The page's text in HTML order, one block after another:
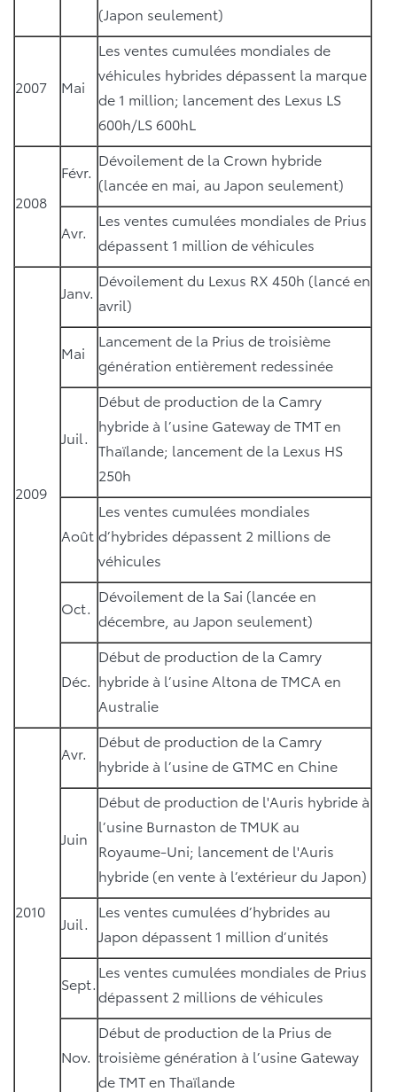
(Japon seulement)
2007 Mai
Les ventes cumulées mondiales de
véhicules hybrides dépassent la marque
de 1 million; lancement des Lexus LS
600h/LS 600hL
2008
Févr.
Dévoilement de la Crown hybride
(lancée en mai, au Japon seulement)
Avr.
Les ventes cumulées mondiales de Prius
dépassent 1 million de véhicules
2009
Janv.
Dévoilement du Lexus RX 450h (lancé en
avril)
Mai
Lancement de la Prius de troisième
génération entièrement redessinée
Juil.
Début de production de la Camry
hybride à l’usine Gateway de TMT en
Thaïlande; lancement de la Lexus HS
250h
Août
Les ventes cumulées mondiales
d’hybrides dépassent 2 millions de
véhicules
Oct.
Dévoilement de la Sai (lancée en
décembre, au Japon seulement)
Déc.
Début de production de la Camry
hybride à l’usine Altona de TMCA en
Australie
2010
Avr.
Début de production de la Camry
hybride à l’usine de GTMC en Chine
Juin
Début de production de l'Auris hybride à
l’usine Burnaston de TMUK au
Royaume-Uni; lancement de l'Auris
hybride (en vente à l’extérieur du Japon)
Juil.
Les ventes cumulées d’hybrides au
Japon dépassent 1 million d’unités
Sept.
Les ventes cumulées mondiales de Prius
dépassent 2 millions de véhicules
Nov.
Début de production de la Prius de
troisième génération à l’usine Gateway
de TMT en Thaïlande